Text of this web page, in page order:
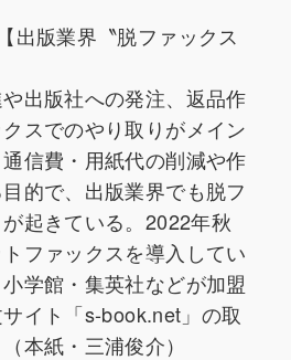
出版業界〝脱ファックス
出版社への発注、返品作
スでのやり取りがメイン
信費・用紙代の削減や作
的で、出版業界でも脱フ
起きている。2022年秋
ファックスを導入してい
学館・集英社などが加盟
イト「s-book.net」の取
本紙・三浦俊介）